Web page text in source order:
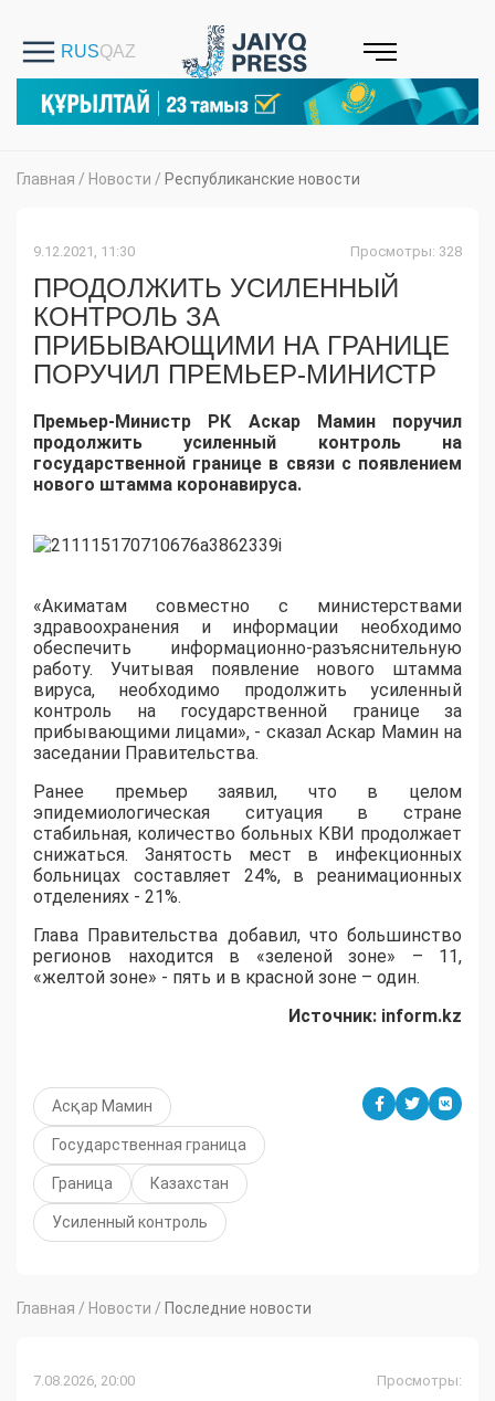
Главная / Новости / Республиканские новости
9.12.2021, 11:30 Просмотры: 328
ПРОДОЛЖИТЬ УСИЛЕННЫЙ
КОНТРОЛЬ ЗА
ПРИБЫВАЮЩИМИ НА ГРАНИЦЕ
ПОРУЧИЛ ПРЕМЬЕР-МИНИСТР
Премьер-Министр РК Аскар Мамин поручил
продолжить усиленный контроль на
государственной границе в связи с появлением
нового штамма коронавируса.
«Акиматам совместно с министерствами
здравоохранения и информации необходимо
обеспечить информационно-разъяснительную
работу. Учитывая появление нового штамма
вируса, необходимо продолжить усиленный
контроль на государственной границе за
прибывающими лицами», - сказал Аскар Мамин на
заседании Правительства.
Ранее премьер заявил, что в целом
эпидемиологическая ситуация в стране
стабильная, количество больных КВИ продолжает
снижаться. Занятость мест в инфекционных
больницах составляет 24%, в реанимационных
отделениях - 21%.
Глава Правительства добавил, что большинство
регионов находится в «зеленой зоне» – 11,
«желтой зоне» - пять и в красной зоне – один.
Источник: inform.kz
Асқар Мамин
Государственная граница
Граница Казахстан
Усиленный контроль
Главная / Новости / Последние новости
7.08.2026, 20:00 Просмотры: